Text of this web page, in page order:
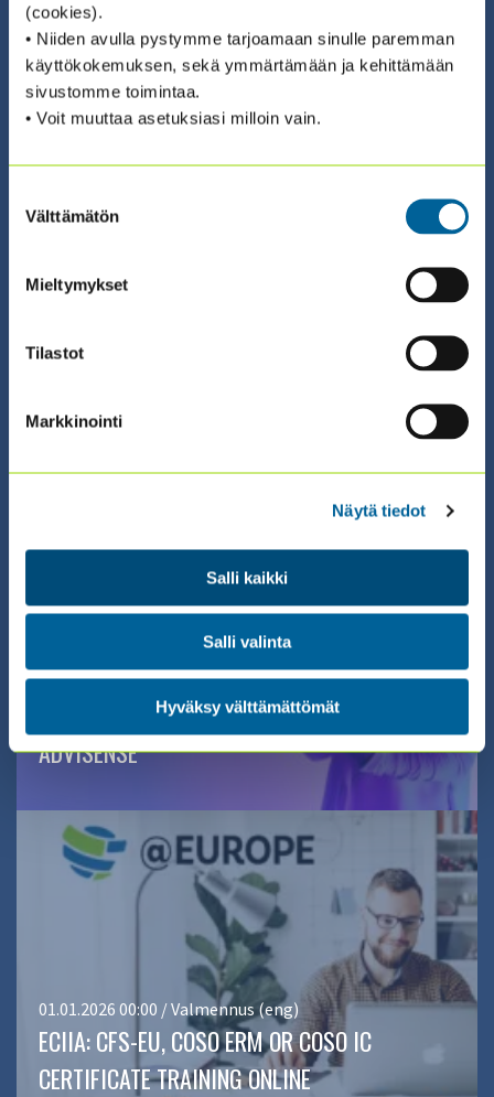
(cookies).
• Niiden avulla pystymme tarjoamaan sinulle paremman
käyttökokemuksen, sekä ymmärtämään ja kehittämään
sivustomme toimintaa.
• Voit muuttaa asetuksiasi milloin vain.
valinta
Välttämätön
Mieltymykset
Tilastot
Markkinointi
Näytä tiedot
Salli kaikki
Salli valinta
Hyväksy välttämättömät
ILMOITTAUDU ›
A JOURNEY TO DATA ANALYTICS: DATA
SERTIFIKAATTIVALMENNUS 2026
SAVE THE DATE! SHE LEADS TECH –
YHTEISTYÖSSÄ ISACA FINLAND &
ADVISENSE
01.01.2026 00:00 / Valmennus (eng)
ECIIA: CFS-EU, COSO ERM OR COSO IC
CERTIFICATE TRAINING ONLINE